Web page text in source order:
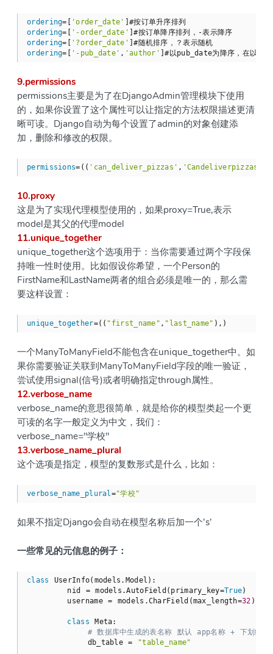
ordering=[ 'order_date'
ordering=[ '-order_date'
ordering=[ '?order_date'
ordering=[ '-pub_date' , 'author' ]#以pub_date为降序，在以
9.permissions
permissions主要是为了在DjangoAdmin管理模块下使用
的，如果你设置了这个属性可以让指定的方法权限描述更清
晰可读。Django自动为每个设置了admin的对象创建添
加，删除和修改的权限。
permissions=(( 'can_deliver_pizzas' , 'Candeliverpizzas'
10.proxy
这是为了实现代理模型使用的，如果proxy=True,表示
model是其父的代理model
11.unique_together
unique_together这个选项用于：当你需要通过两个字段保
持唯一性时使用。比如假设你希望，一个Person的
FirstName和LastName两者的组合必须是唯一的，那么需
要这样设置：
unique_together=(( "first_name" , "last_name" ),)
一个ManyToManyField不能包含在unique_together中。如
果你需要验证关联到ManyToManyField字段的唯一验证，
尝试使用signal(信号)或者明确指定through属性。
12.verbose_name
verbose_name的意思很简单，就是给你的模型类起一个更
可读的名字一般定义为中文，我们：
verbose_name="学校"
13.verbose_name_plural
这个选项是指定，模型的复数形式是什么，比如：
verbose_name_plural="学校"
如果不指定Django会自动在模型名称后加一个’s’
一些常见的元信息的例子：
class UserInfo(models.Model) :
nid = models.AutoField(primary_key=True)
username = models.CharField(max_length=32 )
class Meta:
# 数据库中生成的表名称 默认 app名称 + 下划线
db_table =
"table_name"